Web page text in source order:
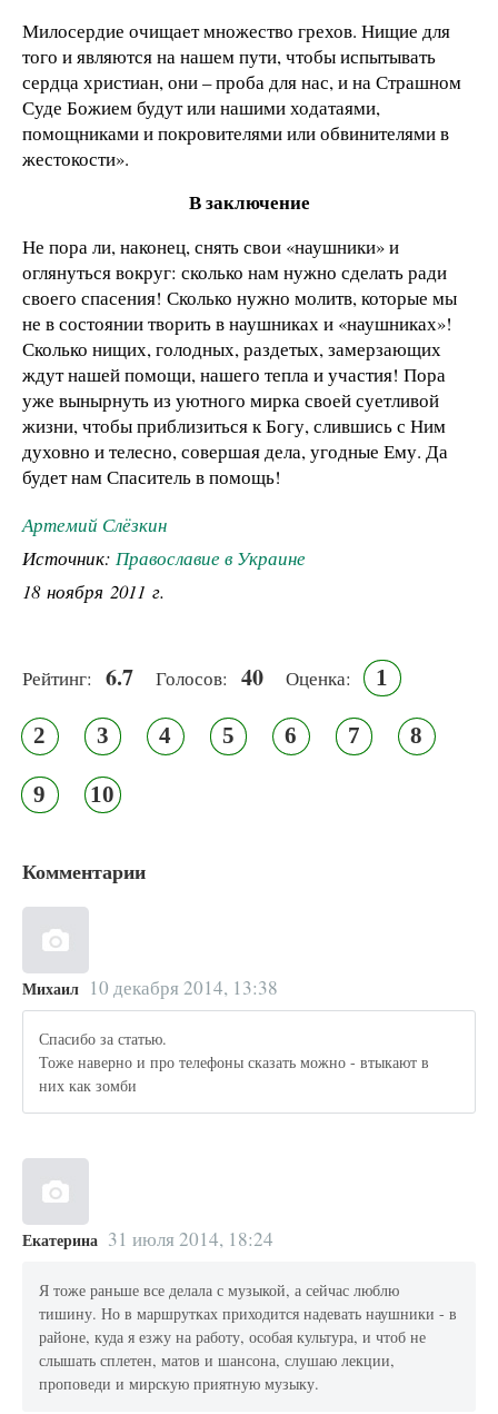
Милосердие очищает множество грехов. Нищие для
того и являются на нашем пути, чтобы испытывать
сердца христиан, они – проба для нас, и на Страшном
Суде Божием будут или нашими ходатаями,
помощниками и покровителями или обвинителями в
жестокости».
В заключение
Не пора ли, наконец, снять свои «наушники» и
оглянуться вокруг: сколько нам нужно сделать ради
своего спасения! Сколько нужно молитв, которые мы
не в состоянии творить в наушниках и «наушниках»!
Сколько нищих, голодных, раздетых, замерзающих
ждут нашей помощи, нашего тепла и участия! Пора
уже вынырнуть из уютного мирка своей суетливой
жизни, чтобы приблизиться к Богу, слившись с Ним
духовно и телесно, совершая дела, угодные Ему. Да
будет нам Спаситель в помощь!
Артемий Слёзкин
Источник: Православие в Украине
18 ноября 2011 г.
Рейтинг: 6.7 Голосов: 40 Оценка: 1
2 3 4 5 6 7 8
9 10
Комментарии
Михаил 10 декабря 2014, 13:38
Спасибо за статью.
Тоже наверно и про телефоны сказать можно - втыкают в
них как зомби
Екатерина 31 июля 2014, 18:24
Я тоже раньше все делала с музыкой, а сейчас люблю
тишину. Но в маршрутках приходится надевать наушники - в
районе, куда я езжу на работу, особая культура, и чтоб не
слышать сплетен, матов и шансона, слушаю лекции,
проповеди и мирскую приятную музыку.